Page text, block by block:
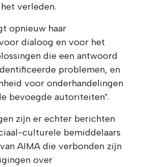
verleden.
opnieuw haar
dialoog en voor het
die een antwoord
problemen, en
voor onderhandelingen
bevoegde autoriteiten".
zijn er echter berichten
culturele bemiddelaars
AIMA die verbonden zijn
over